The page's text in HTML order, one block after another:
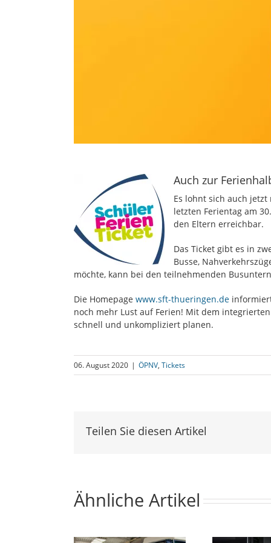
Auch zur
Es lohnt sich auch
letzten Ferientag am
den Eltern erreichbar.
Das Ticket gibt es in
Busse,
möchte, kann bei den teilnehmenden
Die Homepage www.sft-thueringen.de
noch mehr Lust auf Ferien! Mit dem
schnell und unkompliziert planen.
06. August 2020 | ÖPNV, Tickets
Teilen Sie diesen Artikel
Ähnliche Artikel